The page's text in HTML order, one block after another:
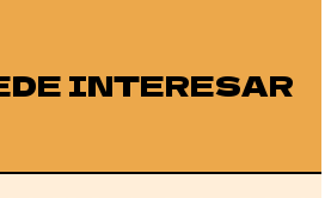
INTERESAR